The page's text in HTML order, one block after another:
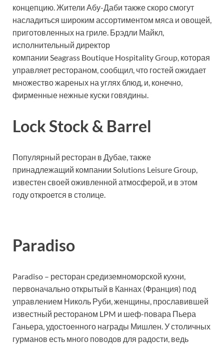
концепцию. Жители Абу-Даби также скоро смогут
насладиться широким ассортиментом мяса и овощей,
приготовленных на гриле. Брэдли Майкл,
исполнительный директор
компании Seagrass Boutique Hospitality Group, которая
управляет рестораном, сообщил, что гостей ожидает
множество жареных на углях блюд, и, конечно,
фирменные нежные куски говядины.
Lock Stock & Barrel
Популярный ресторан в Дубае, также
принадлежащий компании Solutions Leisure Group,
известен своей оживленной атмосферой, и в этом
году откроется в столице.
Paradiso
Paradiso – ресторан средиземноморской кухни,
первоначально открытый в Каннах (Франция) под
управлением Николь Руби, женщины, прославившей
известный рестораном LPM и шеф-повара Пьера
Ганьера, удостоенного награды Мишлен. У столичных
гурманов есть много поводов для радости, ведь